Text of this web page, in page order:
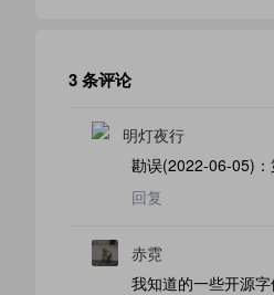
3 条评论
明灯夜行
勘误(2022-06-05)：
回复
赤霓
我知道的一些开源